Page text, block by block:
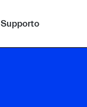
Supporto